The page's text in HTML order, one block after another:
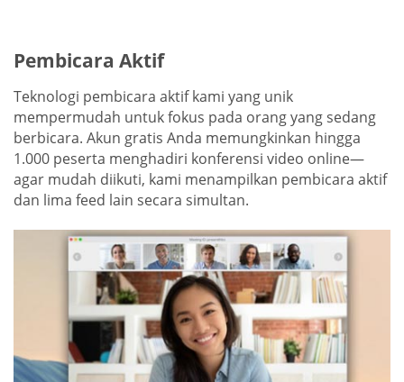
Pembicara Aktif
Teknologi pembicara aktif kami yang unik
mempermudah untuk fokus pada orang yang sedang
berbicara. Akun gratis Anda memungkinkan hingga
1.000 peserta menghadiri konferensi video online—
agar mudah diikuti, kami menampilkan pembicara aktif
dan lima feed lain secara simultan.